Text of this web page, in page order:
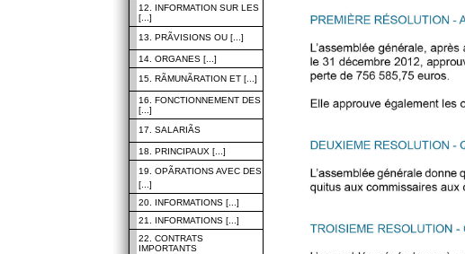
12. INFORMATION SUR LES
[...]
13. PRÃVISIONS OU [...]
14. ORGANES [...]
15. RÃMUNÃRATION ET [...]
16. FONCTIONNEMENT DES
[...]
17. SALARIÃS
18. PRINCIPAUX [...]
19. OPÃRATIONS AVEC DES
[...]
20. INFORMATIONS [...]
21. INFORMATIONS [...]
22. CONTRATS
IMPORTANTS